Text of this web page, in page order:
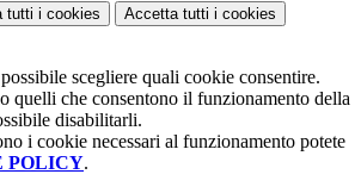
tutti i cookies Accetta tutti i cookies
scegliere quali cookie consentire.
quelli che consentono il funzionamento della
disabilitarli.
i cookie necessari al funzionamento potete
POLICY.